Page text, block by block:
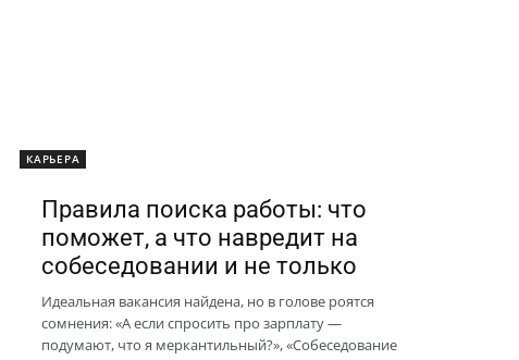
КАРЬЕРА
Правила поиска работы: что
поможет, а что навредит на
собеседовании и не только
Идеальная вакансия найдена, но в голове роятся
сомнения: «А если спросить про зарплату —
подумают, что я меркантильный?», «Собеседование